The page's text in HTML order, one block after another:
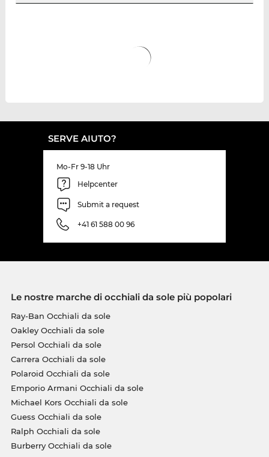
SERVE AIUTO?
Mo-Fr 9-18 Uhr
Helpcenter
Submit a request
+41 61 588 00 96
Le nostre marche di occhiali da sole più popolari
Ray-Ban Occhiali da sole
Oakley Occhiali da sole
Persol Occhiali da sole
Carrera Occhiali da sole
Polaroid Occhiali da sole
Emporio Armani Occhiali da sole
Michael Kors Occhiali da sole
Guess Occhiali da sole
Ralph Occhiali da sole
Burberry Occhiali da sole